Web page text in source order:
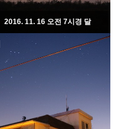
+ 12016. 11. 16 오전 7시경 달